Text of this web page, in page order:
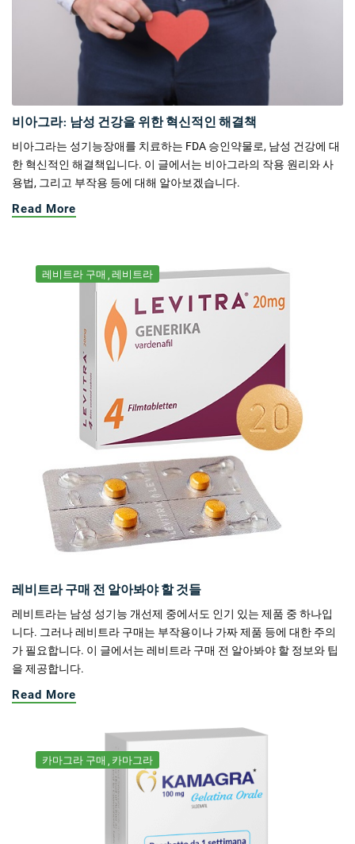
비아그라: 남성 건강을 위한 혁신적인 해결책
비아그라는 성기능장애를 치료하는 FDA 승인약물로, 남성 건강에 대
한 혁신적인 해결책입니다. 이 글에서는 비아그라의 작용 원리와 사
용법, 그리고 부작용 등에 대해 알아보겠습니다.
Read More
레비트라 구매 레비트라
레비트라 구매 전 알아봐야 할 것들
레비트라는 남성 성기능 개선제 중에서도 인기 있는 제품 중 하나입
니다. 그러나 레비트라 구매는 부작용이나 가짜 제품 등에 대한 주의
가 필요합니다. 이 글에서는 레비트라 구매 전 알아봐야 할 정보와 팁
을 제공합니다.
Read More
카마그라 구매 카마그라